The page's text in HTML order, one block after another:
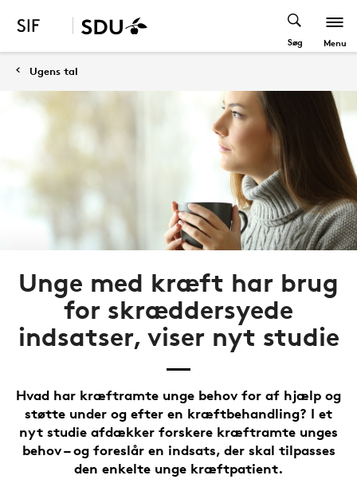
Søg Menu
Ugens tal
Unge med kræft har brug
for skræddersyede
indsatser, viser nyt studie
Hvad har kræftramte unge behov for af hjælp og
støtte under og efter en kræftbehandling? I et
nyt studie afdækker forskere kræftramte unges
behov – og foreslår en indsats, der skal tilpasses
den enkelte unge kræftpatient.